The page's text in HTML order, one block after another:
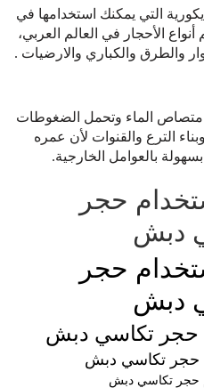
التي يمكنك استخدامها في
الأحجار في العالم العربي،
والطرق والكباري والارضيات .
الماء وتحمل الضغوطات
الترع والقنوات لأن عمره
بالعوامل الخارجية.
حجر
دبش
حجر
دبش
حجر تكاسي دبش
حجر تكاسي دبش
حجر تكاسي دبش